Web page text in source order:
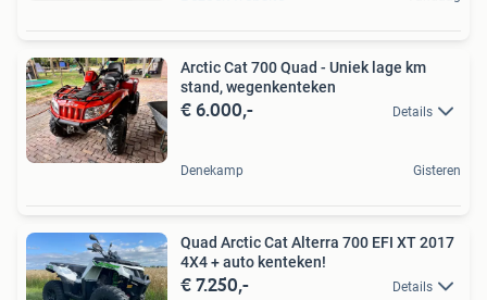
Arctic Cat 700 Quad - Uniek lage km
stand, wegenkenteken
€ 6.000,- Details
Denekamp Gisteren
Quad Arctic Cat Alterra 700 EFI XT 2017
4X4 + auto kenteken!
€ 7.250,- Details